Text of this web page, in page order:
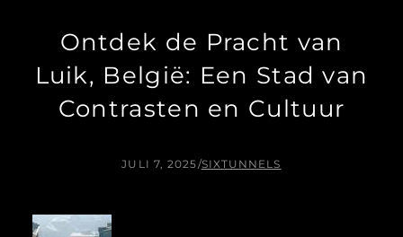
Ontdek de Pracht van
Luik, België: Een Stad van
Contrasten en Cultuur
JULI 7, 2025/SIXTUNNELS